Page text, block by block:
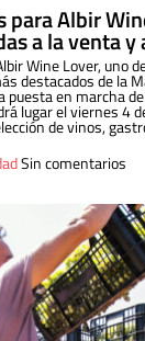
para Albir
a la venta
Wine Lover, uno
destacados de la
puesta en marcha
lugar el viernes 4
de vinos,
Sin comentarios